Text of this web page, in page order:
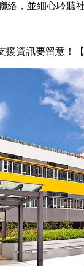
，並細心聆聽
資訊要留意！